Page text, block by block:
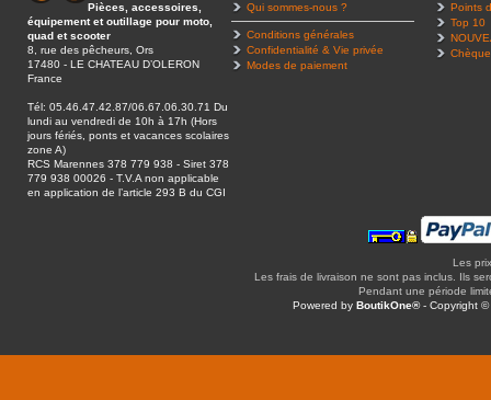
Pièces, accessoires,
équipement et outillage pour moto,
quad et scooter
8, rue des pêcheurs, Ors
17480 - LE CHATEAU D’OLERON
France
Tél: 05.46.47.42.87/06.67.06.30.71 Du
lundi au vendredi de 10h à 17h (Hors
jours fériés, ponts et vacances scolaires
zone A)
RCS Marennes 378 779 938 - Siret 378
779 938 00026 - T.V.A non applicable
en application de l’article 293 B du CGI
Qui sommes-nous ?
Conditions générales
Confidentialité & Vie privée
Modes de paiement
Points
Top 10
Les
Les frais de livraison ne sont pas inclus. Ils
Pendant une période
Powered byBoutikOne®- Copyright ©